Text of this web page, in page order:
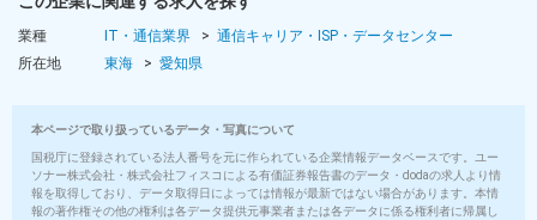
業種 IT・通信業界
通信キャリア・ISP・データセンター
所在地
東海 愛知県
本ページで取り扱っているデータ・写真について
国税庁に登録されている法人番号を元に作られている企業情報データベースです。ユー
ソナー株式会社・株式会社フィスコによる有価証券報告書のデータ・dodaの求人より情
報を取得しており、データ取得日によっては情報が最新ではない場合があります。本情
報の著作権その他の権利は各データ提供元事業者または各データに係る権利者に帰属し